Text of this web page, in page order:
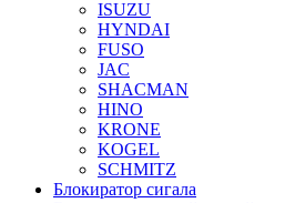
ISUZU
HYNDAI
FUSO
JAC
SHACMAN
HINO
KRONE
KOGEL
SCHMITZ
Блокиратор сигала